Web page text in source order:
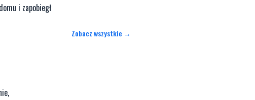
i zapobiegł
Zobacz wszystkie →